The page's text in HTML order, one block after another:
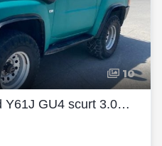
10
Nissan Patrol Off-Road Y61J GU4 scurt 3.0D - 2005